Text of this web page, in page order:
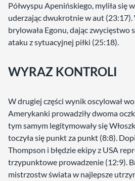
Półwyspu Apenińskiego, myliła się
uderzając dwukrotnie w aut (23:17).
brylowała Egonu, dając zwycięstwo
ataku z sytuacyjnej piłki (25:18).
WYRAZ KONTROLI
W drugiej części wynik oscylował
Amerykanki prowadziły dwoma
tym samym legitymowały się
toczyła się punkt za punkt (8:8).
Thompson i błędzie ekipy z USA
trzypunktowe prowadzenie (12:9).
mistrzostw świata w najlepsze